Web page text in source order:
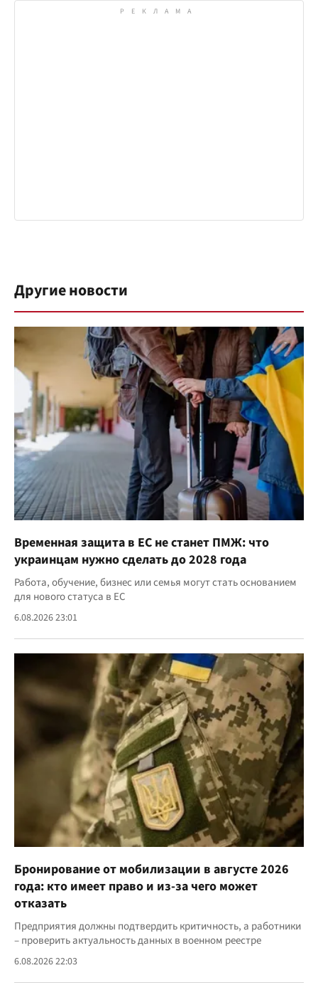
Другие новости
Временная защита в ЕС не станет ПМЖ: что
украинцам нужно сделать до 2028 года
Работа, обучение, бизнес или семья могут стать основанием
для нового статуса в ЕС
6.08.2026 23:01
Бронирование от мобилизации в августе 2026
года: кто имеет право и из-за чего может
отказать
Предприятия должны подтвердить критичность, а работники
– проверить актуальность данных в военном реестре
6.08.2026 22:03